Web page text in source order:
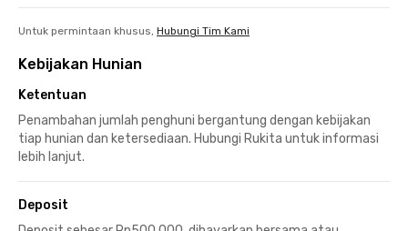
Untuk permintaan khusus, Hubungi Tim Kami
Kebijakan Hunian
Ketentuan
Penambahan jumlah penghuni bergantung dengan kebijakan
tiap hunian dan ketersediaan. Hubungi Rukita untuk informasi
lebih lanjut.
Deposit